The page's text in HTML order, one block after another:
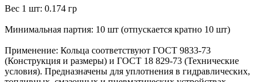
Вес 1 шт: 0.174 гр
Минимальная партия: 10 шт (отпускается кратно 10 шт)
Применение: Кольца соответствуют ГОСТ 9833-73
(Конструкция и размеры) и ГОСТ 18 829-73 (Технические
условия). Предназначены для уплотнения в гидравлических,